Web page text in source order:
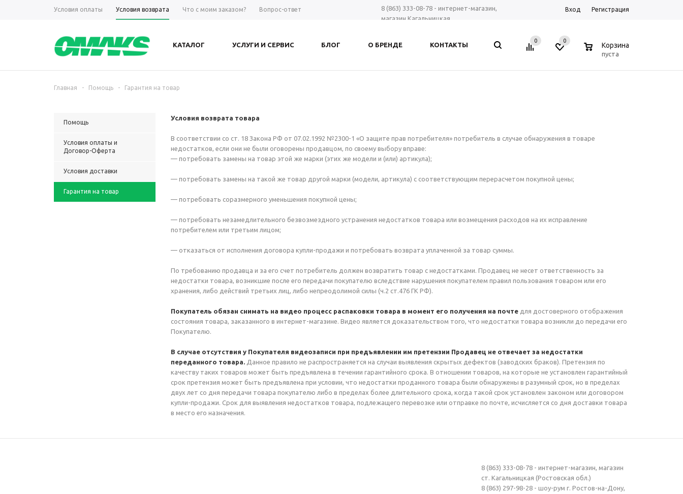
Условия оплаты Условия возврата Что с моим заказом? Вопрос-ответ
8 (863) 333-08-78 - интернет-магазин,
магазин Кагальницкая
+7 961 423-66-00 - MAX, Telegram, WhatsApp
Вход Регистрация
КАТАЛОГ УСЛУГИ И СЕРВИС БЛОГ О БРЕНДЕ КОНТАКТЫ
0 0
Корзина
пуста
Главная - Помощь - Гарантия на товар
Помощь
Условия оплаты и
Договор-Оферта
Условия доставки
Гарантия на товар
Условия возврата товара
В соответствии со ст. 18 Закона РФ от 07.02.1992 №2300-1 «О защите прав потребителя» потребитель в случае обнаружения в товаре
недостатков, если они не были оговорены продавцом, по своему выбору вправе:
— потребовать замены на товар этой же марки (этих же модели и (или) артикула);
— потребовать замены на такой же товар другой марки (модели, артикула) с соответствующим перерасчетом покупной цены;
— потребовать соразмерного уменьшения покупной цены;
— потребовать незамедлительного безвозмездного устранения недостатков товара или возмещения расходов на их исправление
потребителем или третьим лицом;
— отказаться от исполнения договора купли-продажи и потребовать возврата уплаченной за товар суммы.
По требованию продавца и за его счет потребитель должен возвратить товар с недостатками. Продавец не несет ответственность за
недостатки товара, возникшие после его передачи покупателю вследствие нарушения покупателем правил пользования товаром или его
хранения, либо действий третьих лиц, либо непреодолимой силы (ч.2 ст.476 ГК РФ).
Покупатель обязан снимать на видео процесс распаковки товара в момент его получения на почте для достоверного отображения
состояния товара, заказанного в интернет-магазине. Видео является доказательством того, что недостатки товара возникли до передачи его
Покупателю.
В случае отсутствия у Покупателя видеозаписи при предъявлении им претензии Продавец не отвечает за недостатки
переданного товара. Данное правило не распространяется на случаи выявления скрытых дефектов (заводских браков). Претензия по
качеству таких товаров может быть предъявлена в течении гарантийного срока. В отношении товаров, на которые не установлен гарантийный
срок претензия может быть предъявлена при условии, что недостатки проданного товара были обнаружены в разумный срок, но в пределах
двух лет со дня передачи товара покупателю либо в пределах более длительного срока, когда такой срок установлен законом или договором
купли-продажи. Срок для выявления недостатков товара, подлежащего перевозке или отправке по почте, исчисляется со дня доставки товара
в место его назначения.
8 (863) 333-08-78 - интернет-магазин, магазин
ст. Кагальницкая (Ростовская обл.)
8 (863) 297-98-28 - шоу-рум г. Ростов-на-Дону,